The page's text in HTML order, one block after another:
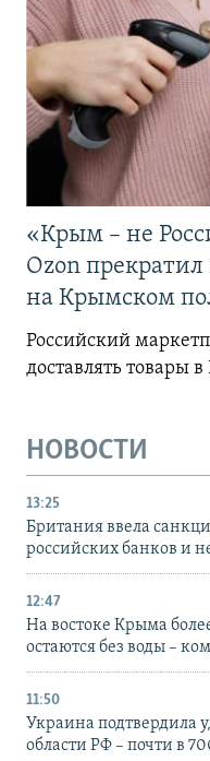
«Крым – не
Ozon
на Крымском
Российский
доставлять товары
НОВОСТИ
13:25
Британия ввела
российских банков и
12:47
На востоке Крыма
остаются без воды –
11:50
Украина подтвердила
области РФ – почти в